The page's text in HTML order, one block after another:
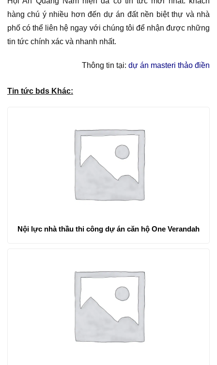
hàng chú ý nhiều hơn đến dự án đất nền biệt thự và nhà
phố có thể liên hệ ngay với chúng tôi để nhận được những
tin tức chính xác và nhanh nhất.
Thông tin tại: dự án masteri thảo điền
Tin tức bds Khác:
Nội lực nhà thầu thi công dự án căn hộ One Verandah